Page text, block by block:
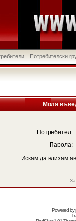
Потребителски
Моля
Потребител:
Парола:
Искам да влизам
Powered by